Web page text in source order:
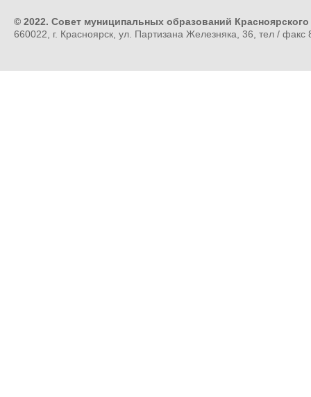
© 2022. Совет муниципальных образований Красноярского
660022, г. Красноярск, ул. Партизана Железняка, 36, тел /